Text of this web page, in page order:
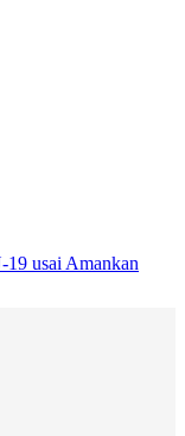
19 usai Amankan